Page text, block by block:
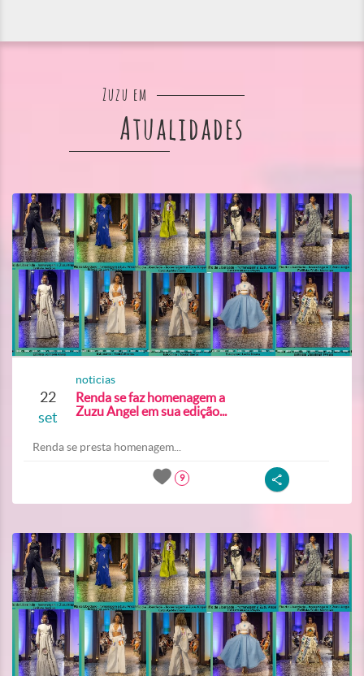
Zuzu em
Atualidades
22
set
noticias
Renda se faz homenagem a
Zuzu Angel em sua edição...
Renda se presta homenagem...
9